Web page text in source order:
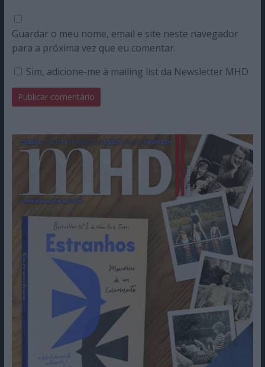
Guardar o meu nome, email e site neste navegador
para a próxima vez que eu comentar.
Sim, adicione-me à mailing list da Newsletter MHD